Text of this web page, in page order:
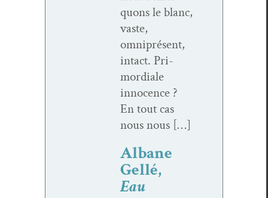
quons le blanc,
vaste,
omniprésent,
intact. Pri­
mor­diale
inno­cence ?
En tout cas
nous nous […]
Albane
Gellé,
Eau